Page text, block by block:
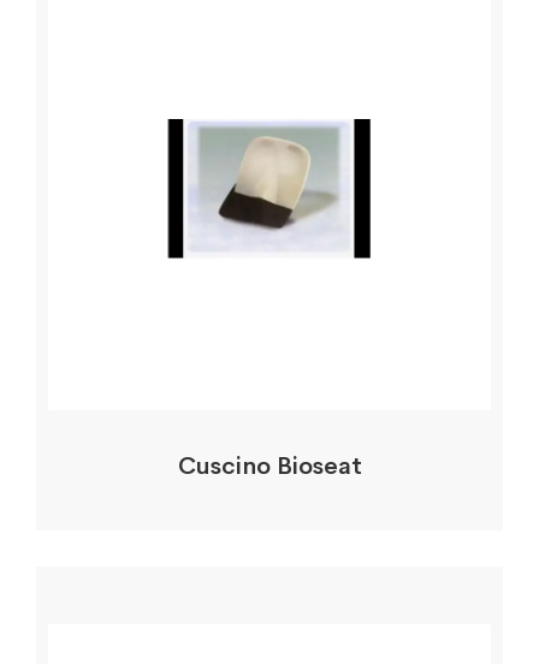
Cuscino Bioseat